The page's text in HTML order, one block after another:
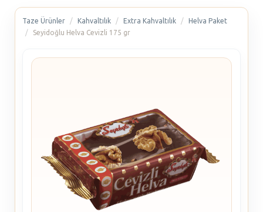
Taze Ürünler Kahvaltılık Extra Kahvaltılık
Helva Paket
Seyidoğlu Helva Cevizli 175 gr